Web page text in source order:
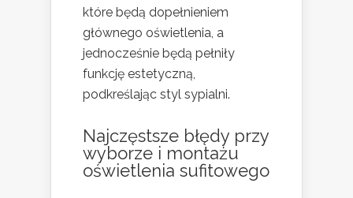
które będą dopełnieniem
głównego oświetlenia, a
jednocześnie będą pełniły
funkcję estetyczną,
podkreślając styl sypialni.
Najczęstsze błędy przy
wyborze i montażu
oświetlenia sufitowego